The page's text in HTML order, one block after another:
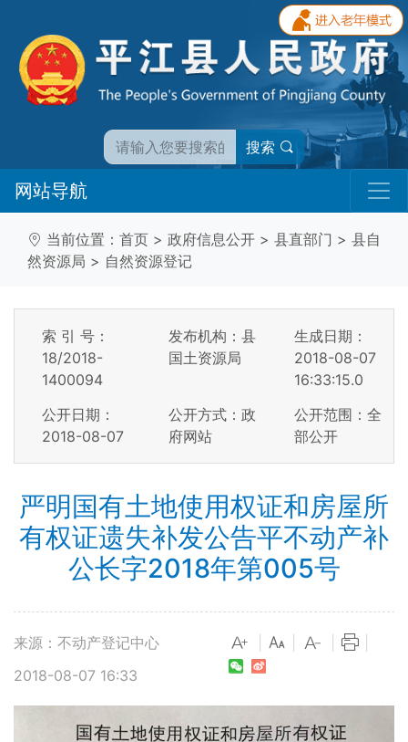
搜索
网站导航
当前位置： 首页 > 政府信息公开 > 县直部门 > 县自
然资源局 > 自然资源登记
索 引 号：
18/2018-
1400094
发布机构：县
国土资源局
生成日期：
2018-08-07
16:33:15.0
公开日期：
2018-08-07
公开方式：政
府网站
公开范围：全
部公开
严明国有土地使用权证和房屋所
有权证遗失补发公告平不动产补
公长字2018年第005号
来源：不动产登记中心
2018-08-07 16:33